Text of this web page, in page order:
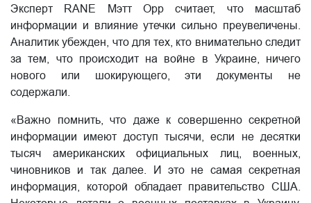
Эксперт RANE Мэтт Орр считает, что масштаб
информации и влияние утечки сильно преувеличены.
Аналитик убежден, что для тех, кто внимательно следит
за тем, что происходит на войне в Украине, ничего
нового или шокирующего, эти документы не
содержали.
«Важно помнить, что даже к совершенно секретной
информации имеют доступ тысячи, если не десятки
тысяч американских официальных лиц, военных,
чиновников и так далее. И это не самая секретная
информация, которой обладает правительство США.